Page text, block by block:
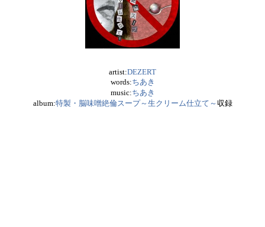
artist:DEZERT
words:ちあき
music:ちあき
album:特製・脳味噌絶倫スープ～生クリーム仕立て～ 収録